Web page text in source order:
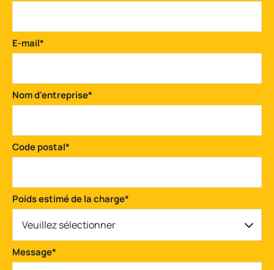
E-mail*
Nom d'entreprise*
Code postal*
Poids estimé de la charge*
Veuillez sélectionner
Message*